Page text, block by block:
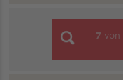
7 von